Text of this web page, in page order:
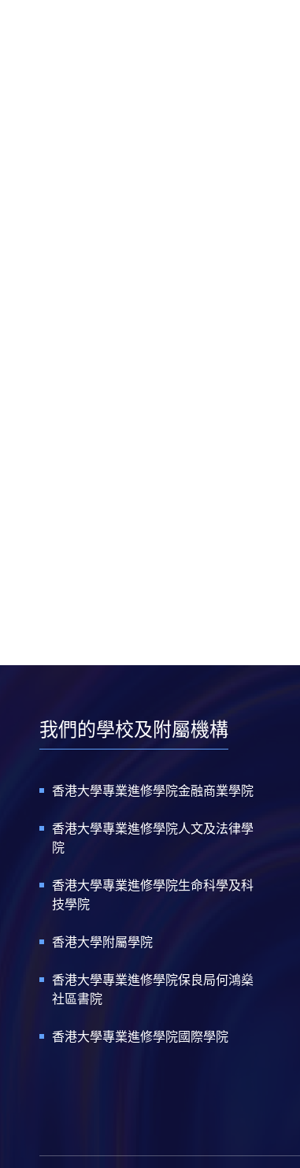
我們的學校及附屬機構
香港大學專業進修學院金融商業學院
香港大學專業進修學院人文及法律學
院
香港大學專業進修學院生命科學及科
技學院
香港大學附屬學院
香港大學專業進修學院保良局何鴻燊
社區書院
香港大學專業進修學院國際學院